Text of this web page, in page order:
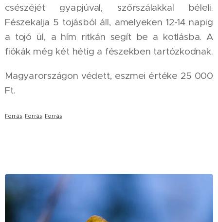
csészéjét gyapjúval, szőrszálakkal béleli.
Fészekalja 5 tojásból áll, amelyeken 12-14 napig
a tojó ül, a hím ritkán segít be a kotlásba. A
fiókák még két hétig a fészekben tartózkodnak.
Magyarországon védett, eszmei értéke 25 000
Ft.
Forrás Forrás Forrás